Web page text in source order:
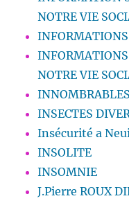
NOTRE VIE
INFORMATIONS
NOTRE VIE
INSECTES
Insécurité a
INSOLITE
INSOMNIE
J.Pierre ROUX